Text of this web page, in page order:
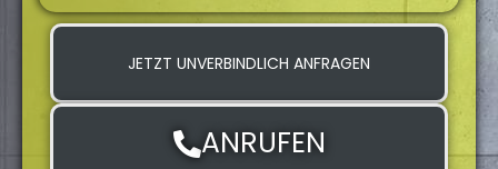
JETZT UNVERBINDLICH ANFRAGEN
ANRUFEN